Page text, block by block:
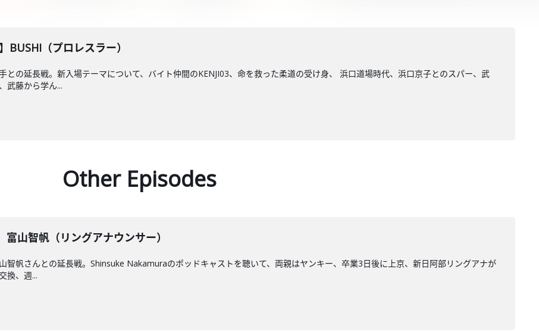
BUSHI（プロレスラー）
との延長戦。新入場テーマについて、バイト仲間のKENJI03、命を救った柔道の受け身、 浜口道場時代、浜口京子とのスパー、武
武藤から学ん...
Other Episodes
山智帆（リングアナウンサー）
智帆さんとの延長戦。Shinsuke Nakamuraのポッドキャストを聴いて、両親はヤンキー、卒業3日後に上京、新日阿部リングアナが
換、週...